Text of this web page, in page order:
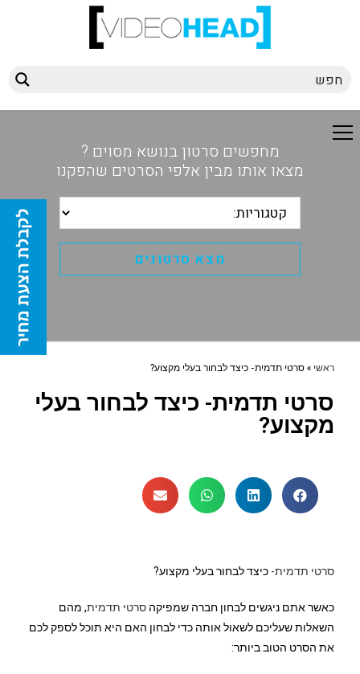
מחפשים סרטון בנושא מסוים ?
מצאו אותו מבין אלפי הסרטים שהפקנו
ראשי »סרטי תדמית- כיצד לבחור בעלי מקצוע?
סרטי תדמית- כיצד לבחור בעלי
מקצוע?
סרטי תדמית- כיצד לבחור בעלי מקצוע?
כאשר אתם ניגשים לבחון חברה שמפיקהסרטי תדמית, מהם
השאלות שעליכם לשאול אותה כדי לבחון האם היא תוכל לספק לכם
את הסרט הטוב ביותר: